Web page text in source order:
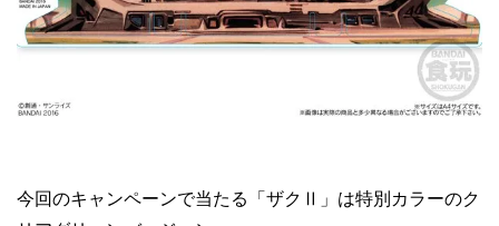
今回のキャンペーンで当たる「ザクⅡ」は特別カラーのク